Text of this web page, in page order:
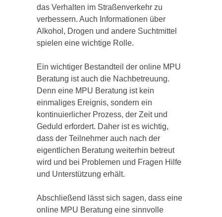
das Verhalten im Straßenverkehr zu
verbessern. Auch Informationen über
Alkohol, Drogen und andere Suchtmittel
spielen eine wichtige Rolle.
Ein wichtiger Bestandteil der online MPU
Beratung ist auch die Nachbetreuung.
Denn eine MPU Beratung ist kein
einmaliges Ereignis, sondern ein
kontinuierlicher Prozess, der Zeit und
Geduld erfordert. Daher ist es wichtig,
dass der Teilnehmer auch nach der
eigentlichen Beratung weiterhin betreut
wird und bei Problemen und Fragen Hilfe
und Unterstützung erhält.
Abschließend lässt sich sagen, dass eine
online MPU Beratung eine sinnvolle